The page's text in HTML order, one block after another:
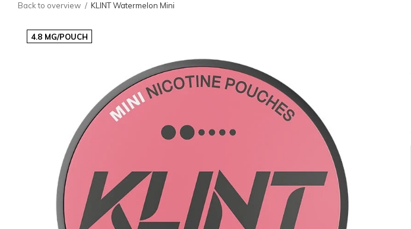
Back to overview KLINT Watermelon Mini
4.8 MG/POUCH